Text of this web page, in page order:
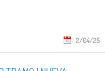
2/04/25